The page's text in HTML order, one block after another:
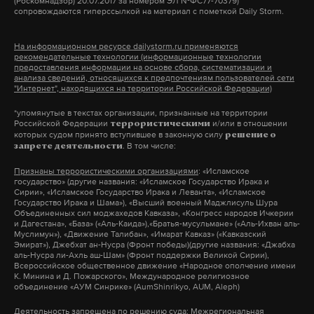
#дональд трамп #кража #сша # ракета
Дзен VK
сопровождаются гиперссылкой на материал с пометкой Daily Storm.
На информационном ресурсе dailystorm.ru применяются
рекомендательные технологии (информационные технологии
предоставления информации на основе сбора, систематизации и
анализа сведений, относящихся к предпочтениям пользователей сети
"Интернет", находящихся на территории Российской Федерации)
*упомянутые в текстах организации, признанные на территории
Российской Федерации террористическими и/или в отношении
которых судом принято вступившее в законную силу решение о
запрете деятельности. В том числе:
Признаны террористическими организациями: «Исламское
государство» (другие названия: «Исламское Государство Ирака и
Сирии», «Исламское Государство Ирака и Леванта», «Исламское
Государство Ирака и Шама»), «Высший военный Маджлисуль Шура
Объединенных сил моджахедов Кавказа», «Конгресс народов Ичкерии
и Дагестана», «База» («Аль-Каида»),«Братья-мусульмане» («Аль-Ихван аль-
Муслимун»), «Движение Талибан», «Имарат Кавказ» («Кавказский
Эмират»), Джебхат ан-Нусра (Фронт победы)(другие названия: «Джабха
аль-Нусра ли-Ахль аш-Шам» (Фронт поддержки Великой Сирии),
Всероссийское общественное движение «Народное ополчение имени
К. Минина и Д. Пожарского», Международное религиозное
объединение «АУМ Синрике» (AumShinrikyo, AUM, Aleph)
Деятельность запрещена по решению суда: Межрегиональная